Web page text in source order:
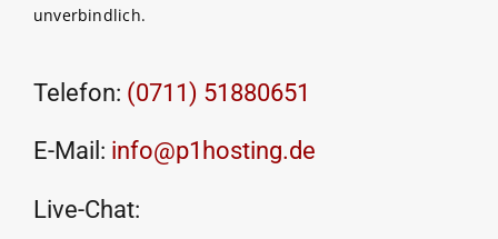
unverbindlich.
Telefon: (0711) 51880651
E-Mail: info@p1hosting.de
Live-Chat: